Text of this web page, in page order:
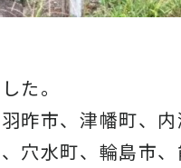
た。
昨市、津幡町、
穴水町、輪島市、